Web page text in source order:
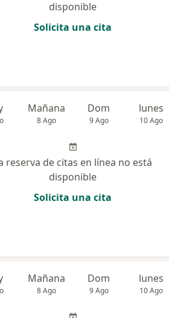
disponible
Solicita una cita
Mañana
8 Ago
Dom
9 Ago
lunes
10 Ago
reserva de citas en línea no está
disponible
Solicita una cita
Mañana
8 Ago
Dom
9 Ago
lunes
10 Ago